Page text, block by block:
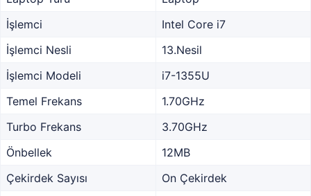
İşlemci
Intel Core i7
İşlemci Nesli
13.Nesil
İşlemci Modeli
i7-1355U
Temel Frekans
1.70GHz
Turbo Frekans
3.70GHz
Önbellek
12MB
Çekirdek Sayısı
On Çekirdek